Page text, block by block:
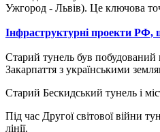
Ужгород - Львів). Це ключова
Інфраструктурні проекти РФ,
Старий тунель був побудований
Закарпаття з українськими
Старий Бескидський тунель і
Під час Другої світової війни
лінії.